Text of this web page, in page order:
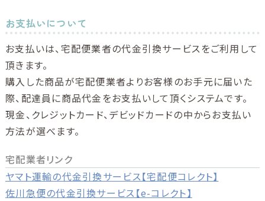
お支払いについて
お支払いは、宅配便業者の代金引換サービスをご利用して
頂きます。
購入した商品が宅配便業者よりお客様のお手元に届いた
際、配達員に商品代金をお支払いして頂くシステムです。
現金、クレジットカード、デビッドカードの中からお支払い
方法が選べます。
宅配業者リンク
ヤマト運輸の代金引換サービス【宅配便コレクト】
佐川急便の代金引換サービス【e-コレクト】